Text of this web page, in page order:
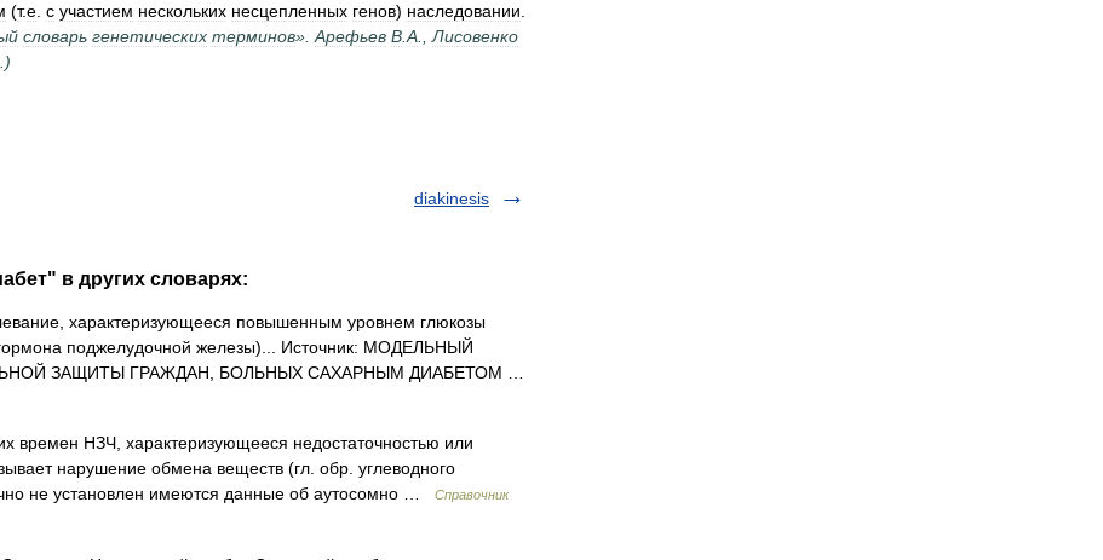
(т.е с участием нескольких несцепленных генов) наследовании
словарь генетических терминов». Арефьев В А
Лисовенко
.)
diakinesis
в других словарях:
характеризующееся повышенным уровнем глюкозы
поджелудочной железы)... Источник: МОДЕЛЬНЫЙ
ЗАЩИТЫ ГРАЖДАН, БОЛЬНЫХ САХАРНЫМ ДИАБЕТОМ …
времен НЗЧ, характеризующееся недостаточностью или
нарушение обмена веществ (гл. обр. углеводного
не установлен имеются данные об аутосомно …
Справочник